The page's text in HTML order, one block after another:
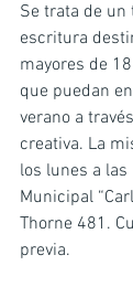
Se trata de
escritura
mayores de
que puedan
verano a
creativa. La
los lunes a las
Municipal
Thorne 481.
previa.